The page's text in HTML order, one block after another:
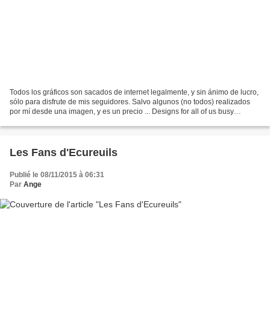
Todos los gráficos son sacados de internet legalmente, y sin ánimo de lucro,
sólo para disfrute de mis seguidores. Salvo algunos (no todos) realizados
por mí desde una imagen, y es un precio ... Designs for all of us busy
Les Fans d'Ecureuils
Publié le 08/11/2015 à 06:31
Par Ange